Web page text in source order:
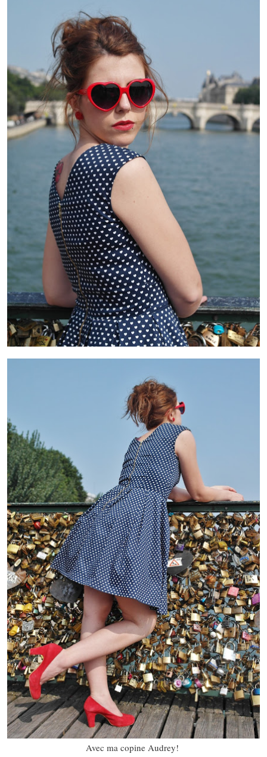
Avec ma copine Audrey!